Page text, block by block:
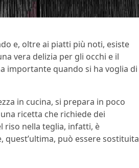
e, oltre ai piatti più noti, esiste
vera delizia per gli occhi e il
importante quando si ha voglia di
in cucina, si prepara in poco
ricetta che richiede dei
riso nella teglia, infatti, è
può essere sostituita